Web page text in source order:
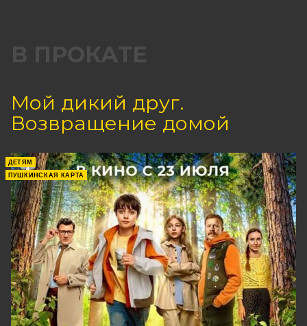
В ПРОКАТЕ
Мой дикий друг.
Возвращение домой
ДЕТЯМ
ПУШКИНСКАЯ КАРТА